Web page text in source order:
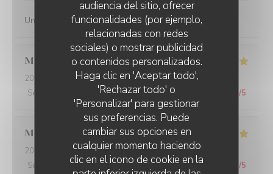
audiencia del sitio, ofrecer
funcionalidades (por ejemplo,
relacionadas con redes
sociales) o mostrar publicidad
o contenidos personalizados.
Haga clic en 'Aceptar todo',
'Rechazar todo' o
'Personalizar' para gestionar
sus preferencias. Puede
cambiar sus opciones en
cualquier momento haciendo
clic en el icono de cookie en la
Une simplicite de quslite
Manuel
2026-07-22
- 12:15 - Invitados 2
Servicio
Ambiente: 4/5 Menú:4/5 Calidad / Precio /5
Mathilde
2026-07-13
- 20:00 - Invitados 3
Servicio
/5 Ambiente: 5/5 Menú :5/5 Calidad / Precio /5